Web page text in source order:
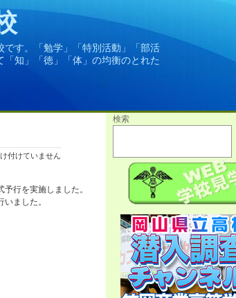
す。「勉学」「特別活動」「部活
知」「徳」「体」の均衡のとれた
付けていません
行を実施しました。
ました。
検索